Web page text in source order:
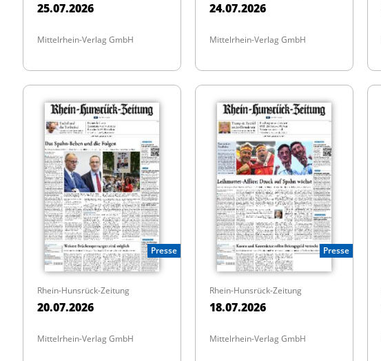
25.07.2026
Mittelrhein-Verlag GmbH
24.07.2026
Mittelrhein-Verlag GmbH
Presse
Rhein-Hunsrück-Zeitung
20.07.2026
Mittelrhein-Verlag GmbH
Presse
Rhein-Hunsrück-Zeitung
18.07.2026
Mittelrhein-Verlag GmbH